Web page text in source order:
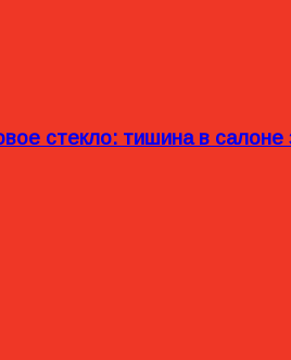
стекло: тишина в салоне